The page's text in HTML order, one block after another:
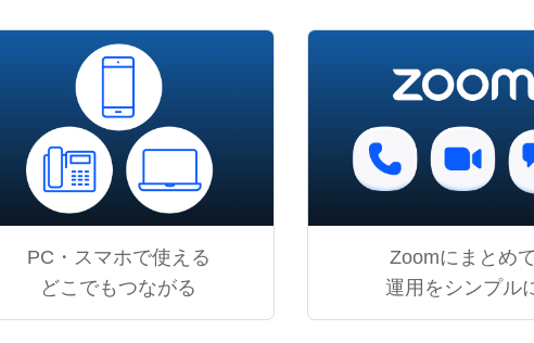
PC・スマホで使える
どこでもつながる
Zoomにまとめ
運用をシンプル